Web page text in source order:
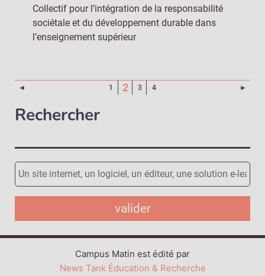
Collectif pour l’intégration de la responsabilité
sociétale et du développement durable dans
l’enseignement supérieur
◄ 1 2 (Page courante)
3 4 ►
Rechercher
valider
Campus Matin est édité par
News Tank Éducation & Recherche